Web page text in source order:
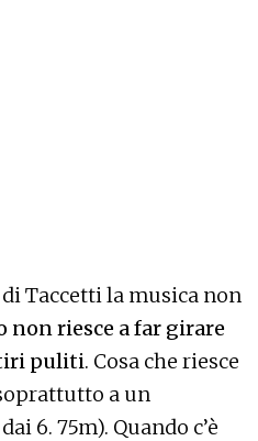
Taccetti la musica non
non riesce a far girare
tiri puliti. Cosa che riesce
a un
6. 75m). Quando c’è